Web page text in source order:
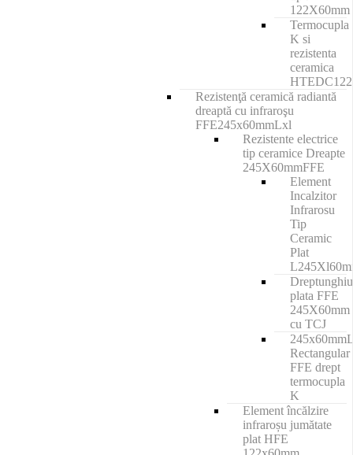
122X60mm
Termocupla
K si
rezistenta
ceramica
Rezistenţă ceramică radiantă
dreaptă cu infraroşu
FFE245x60mmLxl
Rezistente electrice
tip ceramice Dreapte
245X60mmFFE
Element
Incalzitor
Infrarosu
Tip
Ceramic
Plat
plata FFE
245X60mm
cu TCJ
Rectangular
FFE drept
termocupla
K
Element încălzire
infraroșu jumătate
plat HFE